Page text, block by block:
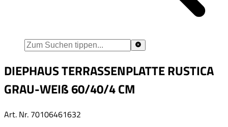
DIEPHAUS TERRASSENPLATTE RUSTICA
GRAU-WEIß 60/40/4 CM
Art. Nr. 70106461632